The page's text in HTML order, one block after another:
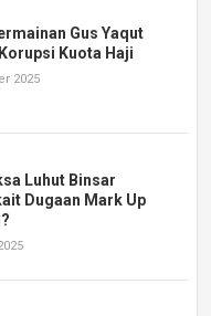
Gus Yaqut
Kuota Haji
2025
Luhut Binsar
Dugaan Mark Up